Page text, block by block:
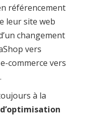
référencement
leur site web
changement
vers
commerce vers
à la